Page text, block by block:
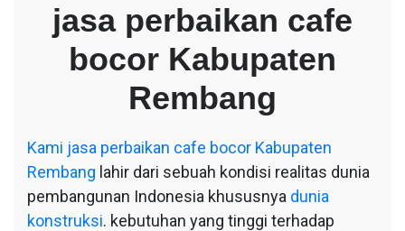
perbaikan
cafe
bocor
Kabupaten
jasa perbaikan cafe
bocor Kabupaten
Rembang
Kami jasa perbaikan cafe bocor Kabupaten
Rembang lahir dari sebuah kondisi realitas dunia
pembangunan Indonesia khususnya dunia
konstruksi. kebutuhan yang tinggi terhadap